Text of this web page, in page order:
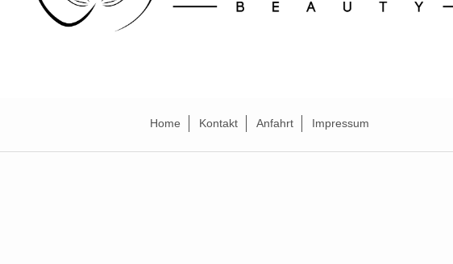
Home Kontakt Anfahrt Impressum